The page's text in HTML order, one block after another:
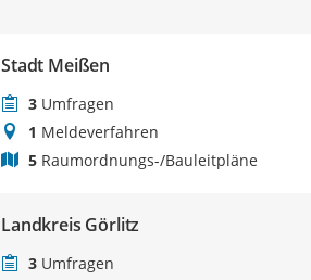
Stadt Meißen
3 Umfragen
1 Meldeverfahren
5 Raumordnungs-/Bauleitpläne
Landkreis Görlitz
3 Umfragen